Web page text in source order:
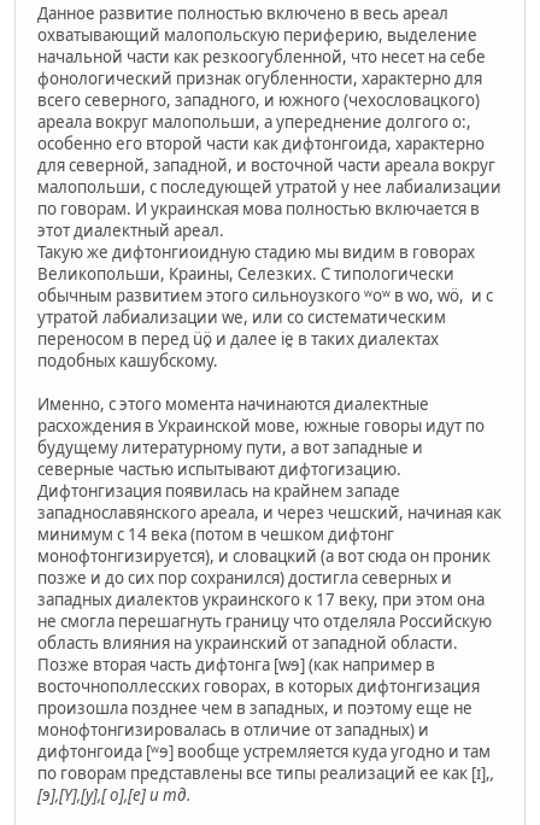
Данное развитие полностью включено в весь ареал
охватывающий малопольскую периферию, выделение
начальной части как резкоогубленной, что несет на себе
фонологический признак огубленности, характерно для
всего северного, западного, и южного (чехословацкого)
ареала вокруг малопольши, а упереднение долгого о:,
особенно его второй части как дифтонгоида, характерно
для северной, западной, и восточной части ареала вокруг
малопольши, с последующей утратой у нее лабиализации
по говорам. И украинская мова полностью включается в
этот диалектный ареал.
Такую же дифтонгиоидную стадию мы видим в говорах
Великопольши, Краины, Селезких. С типологически
обычным развитием этого сильноузкого ʷоʷ в wo, wö, и с
утратой лабиализации we, или со систематическим
переносом в перед üö̯ и далее ie̯ в таких диалектах
подобных кашубскому.
Именно, с этого момента начинаются диалектные
расхождения в Украинской мове, южные говоры идут по
будущему литературному пути, а вот западные и
северные частью испытывают дифтогизацию.
Дифтонгизация появилась на крайнем западе
западнославянского ареала, и через чешский, начиная как
минимум с 14 века (потом в чешком дифтонг
монофтонгизируется), и словацкий (а вот сюда он проник
позже и до сих пор сохранился) достигла северных и
западных диалектов украинского к 17 веку, при этом она
не смогла перешагнуть границу что отделяла Российскую
область влияния на украинский от западной области.
Позже вторая часть дифтонга [wɘ] (как например в
восточнополлесских говорах, в которых дифтонгизация
произошла позднее чем в западных, и поэтому еще не
монофтонгизировалась в отличие от западных) и
дифтонгоида [ʷɘ] вообще устремляется куда угодно и там
по говорам представлены все типы реализаций ее как [ɪ],,
[ɘ],[Y],[y],[ o],[e] и тд.